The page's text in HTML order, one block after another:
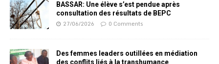
BASSAR: Une élève s’est pendue après
consultation des résultats de BEPC
27/06/2026 0 Comments
Des femmes leaders outillées en médiation
des conflits liés à la transhumance